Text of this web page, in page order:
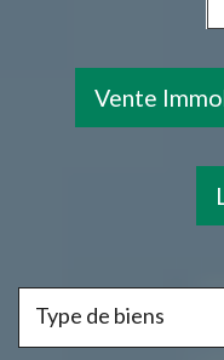
Vente
Type de biens